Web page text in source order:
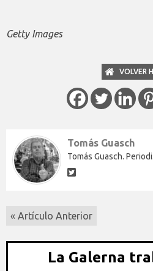
Getty Images
VOLVER
Tomás Guasch
Tomás Guasch.
« Artículo Anterior
La Galerna